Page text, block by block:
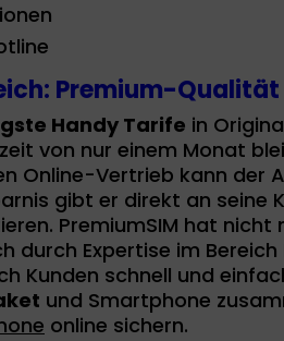
Premium-Qualität
Handy Tarife in
von nur einem Monat
Online-Vertrieb kann der
gibt er direkt an seine
PremiumSIM hat
durch Expertise im Bereich
Kunden schnell und
und Smartphone
online sichern.